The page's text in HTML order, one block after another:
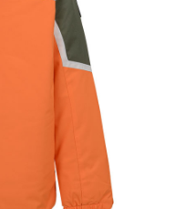
이코 라이프 하